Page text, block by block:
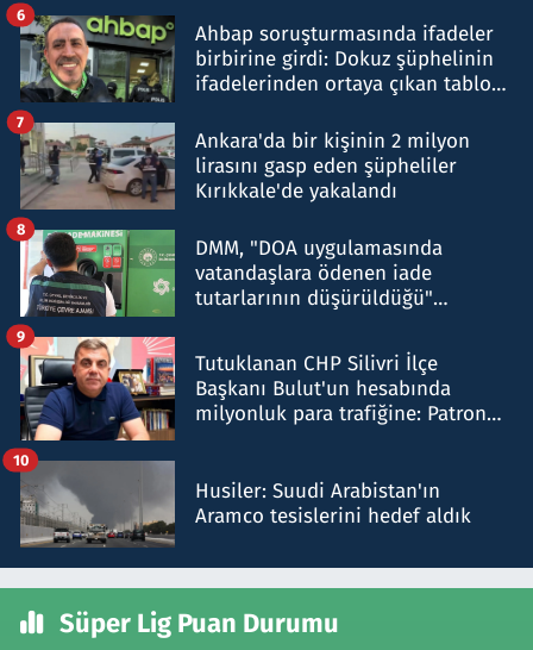
Ahbap soruşturmasında ifadeler
birbirine girdi: Dokuz şüphelinin
ifadelerinden ortaya çıkan tablo
6
Ankara'da bir kişinin 2 milyon
lirasını gasp eden şüpheliler
Kırıkkale'de yakalandı
7
DMM, "DOA uygulamasında
vatandaşlara ödenen iade
tutarlarının düşürüldüğü"
8
Tutuklanan CHP Silivri İlçe
Başkanı Bulut'un hesabında
milyonluk para trafiğine: Patron
9
Husiler: Suudi Arabistan'ın
Aramco tesislerini hedef aldık
10
Süper Lig Puan Durumu